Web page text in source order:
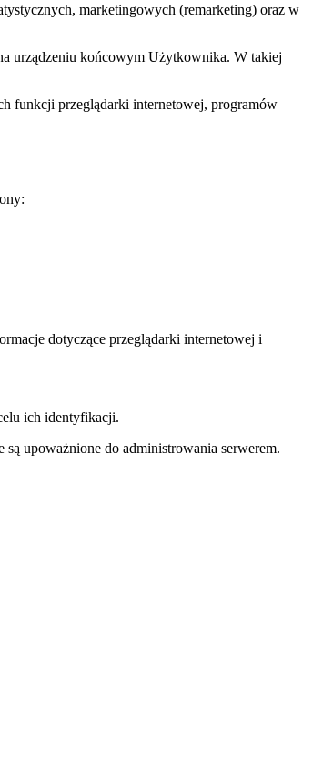
marketingowych (remarketing) oraz w
urządzeniu końcowym Użytkownika. W takiej
funkcji przeglądarki internetowej, programów
dotyczące przeglądarki internetowej i
ich identyfikacji.
upoważnione do administrowania serwerem.